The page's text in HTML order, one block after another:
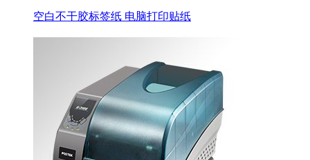
空白不干胶标签纸 电脑打印贴纸